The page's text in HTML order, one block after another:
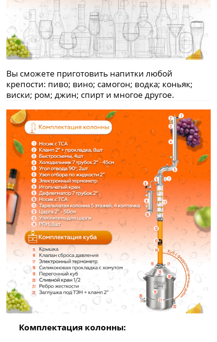
Вы сможете приготовить напитки любой
крепости: пиво; вино; самогон; водка; коньяк;
виски; ром; джин; спирт и многое другое.
Комплектация колонны: